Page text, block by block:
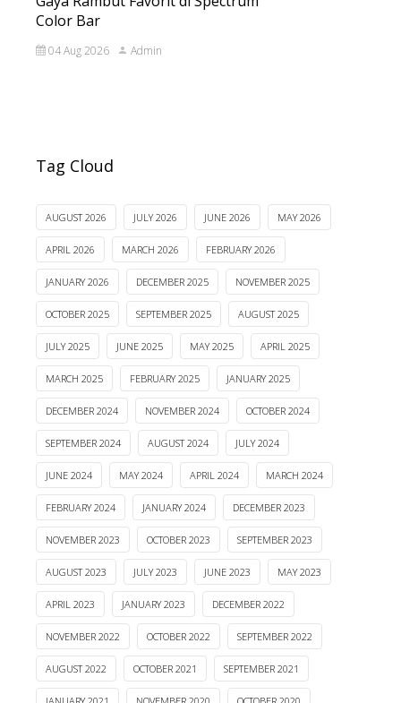
Color Bar
04 Aug 2026 Admin
Tag Cloud
AUGUST 2026 JULY 2026 JUNE 2026 MAY 2026
APRIL 2026 MARCH 2026 FEBRUARY 2026
JANUARY 2026 DECEMBER 2025 NOVEMBER 2025
OCTOBER 2025 SEPTEMBER 2025 AUGUST 2025
JULY 2025 JUNE 2025 MAY 2025 APRIL 2025
MARCH 2025 FEBRUARY 2025 JANUARY 2025
DECEMBER 2024 NOVEMBER 2024 OCTOBER 2024
SEPTEMBER 2024 AUGUST 2024 JULY 2024
JUNE 2024 MAY 2024 APRIL 2024 MARCH 2024
FEBRUARY 2024 JANUARY 2024 DECEMBER 2023
NOVEMBER 2023 OCTOBER 2023 SEPTEMBER 2023
AUGUST 2023 JULY 2023 JUNE 2023 MAY 2023
APRIL 2023 JANUARY 2023 DECEMBER 2022
NOVEMBER 2022 OCTOBER 2022 SEPTEMBER 2022
AUGUST 2022 OCTOBER 2021 SEPTEMBER 2021